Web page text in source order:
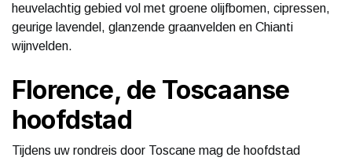
heuvelachtig gebied vol met groene olijfbomen, cipressen,
geurige lavendel, glanzende graanvelden en Chianti
wijnvelden.
Florence, de Toscaanse
hoofdstad
Tijdens uw rondreis door Toscane mag de hoofdstad